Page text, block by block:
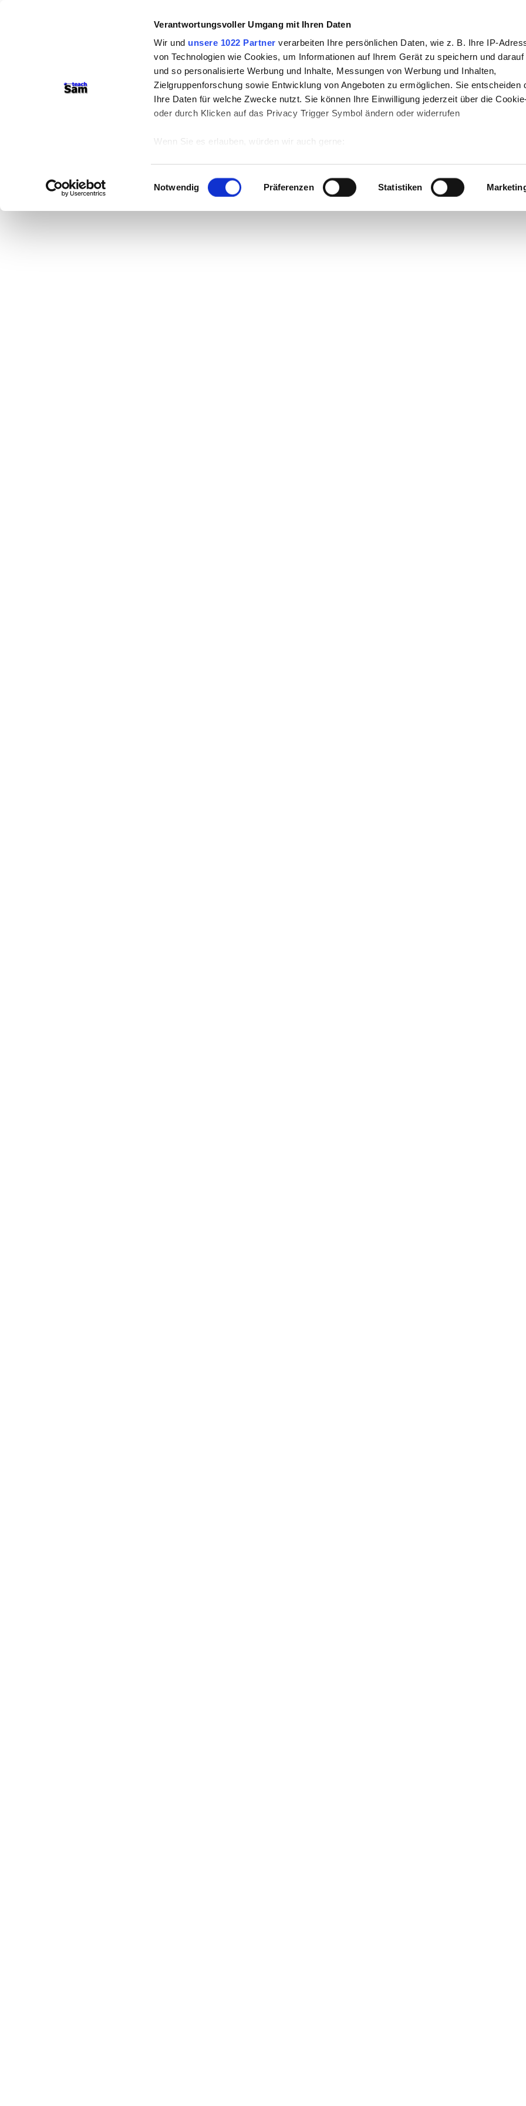
Verantwortungsvoller Umgang mit Ihren Daten
Wir und unsere 1022 Partner verarbeiten Ihre persönlichen Daten, wie z. B. Ihre IP-
von Technologien wie Cookies, um Informationen auf Ihrem Gerät zu speichern und
und so personalisierte Werbung und Inhalte, Messungen von Werbung und Inhalten,
Zielgruppenforschung sowie Entwicklung von Angeboten zu ermöglichen. Sie entscheiden
Ihre Daten für welche Zwecke nutzt. Sie können Ihre Einwilligung jederzeit über die
oder durch Klicken auf das Privacy Trigger Symbol ändern oder widerrufen
Wenn Sie es erlauben, würden wir auch gerne:
Ihr Gerät durch aktives Scannen nach bestimmten Merkmalen (Fingerprinting)
Erfahren Sie mehr darüber, wie Ihre persönlichen Daten verarbeitet werden, und legen Sie
Präferenzen imAbschnitt Einzelheitenfest.
Einwilligungsauswahl
Notwendig Präferenzen Statistiken